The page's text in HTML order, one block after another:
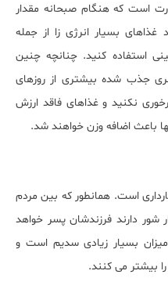
است که هنگام صبحانه مقدار
بسیار انرژی زا از جمله
استفاده کنید. چنانچه چنین
جذب شده بیشتری از روزهای
نکنید و غذاهای فاقد ارزش
باعث اضافه وزن خواهند شد.
است. همانطور که بین مردم
شور دارند فرزندشان پسر خواهد
بسیار زیادی سدیم است و
بیشتر می کنند.